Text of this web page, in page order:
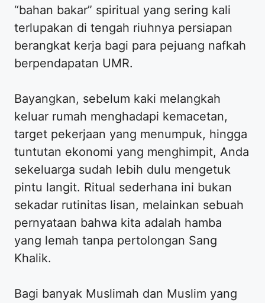
“bahan bakar” spiritual yang sering kali
terlupakan di tengah riuhnya persiapan
berangkat kerja bagi para pejuang nafkah
berpendapatan UMR.
Bayangkan, sebelum kaki melangkah
keluar rumah menghadapi kemacetan,
target pekerjaan yang menumpuk, hingga
tuntutan ekonomi yang menghimpit, Anda
sekeluarga sudah lebih dulu mengetuk
pintu langit. Ritual sederhana ini bukan
sekadar rutinitas lisan, melainkan sebuah
pernyataan bahwa kita adalah hamba
yang lemah tanpa pertolongan Sang
Khalik.
Bagi banyak Muslimah dan Muslim yang